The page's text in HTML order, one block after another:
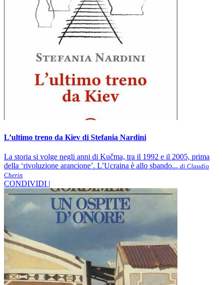
L’ultimo treno da Kiev di Stefania Nardini
La storia si volge negli anni di Kučma, tra il 1992 e il 2005, prima
della ‘rivoluzione arancione’. L’Ucraina è allo sbando... di Claudio
Cherin
CONDIVIDI |